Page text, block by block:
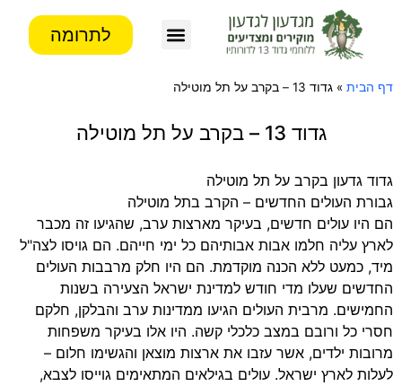
לתרומה
דף הבית » גדוד 13 – בקרב על תל מוטילה
גדוד 13 – בקרב על תל מוטילה
גדוד גדעון בקרב על תל מוטילה
גבורת העולים החדשים – הקרב בתל מוטילה
הם היו עולים חדשים, בעיקר מארצות ערב, שהגיעו זה מכבר
לארץ עליה חלמו אבות אבותיהם כל ימי חייהם. הם גויסו לצה"ל
מיד, כמעט ללא הכנה מוקדמת. הם היו חלק מרבבות העולים
החדשים שעלו מדי חודש למדינת ישראל הצעירה בשנות
החמישים. מרבית העולים הגיעו ממדינות ערב והבלקן, חלקם
חסרי כל ורובם במצב כלכלי קשה. היו אלו בעיקר משפחות
מרובות ילדים, אשר עזבו את ארצות מוצאן והגשימו חלום –
לעלות לארץ ישראל. עולים בגילאים המתאימים גוייסו לצבא,